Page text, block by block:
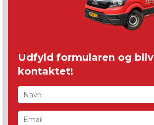
Udfyld formularen og bliv
kontaktet!